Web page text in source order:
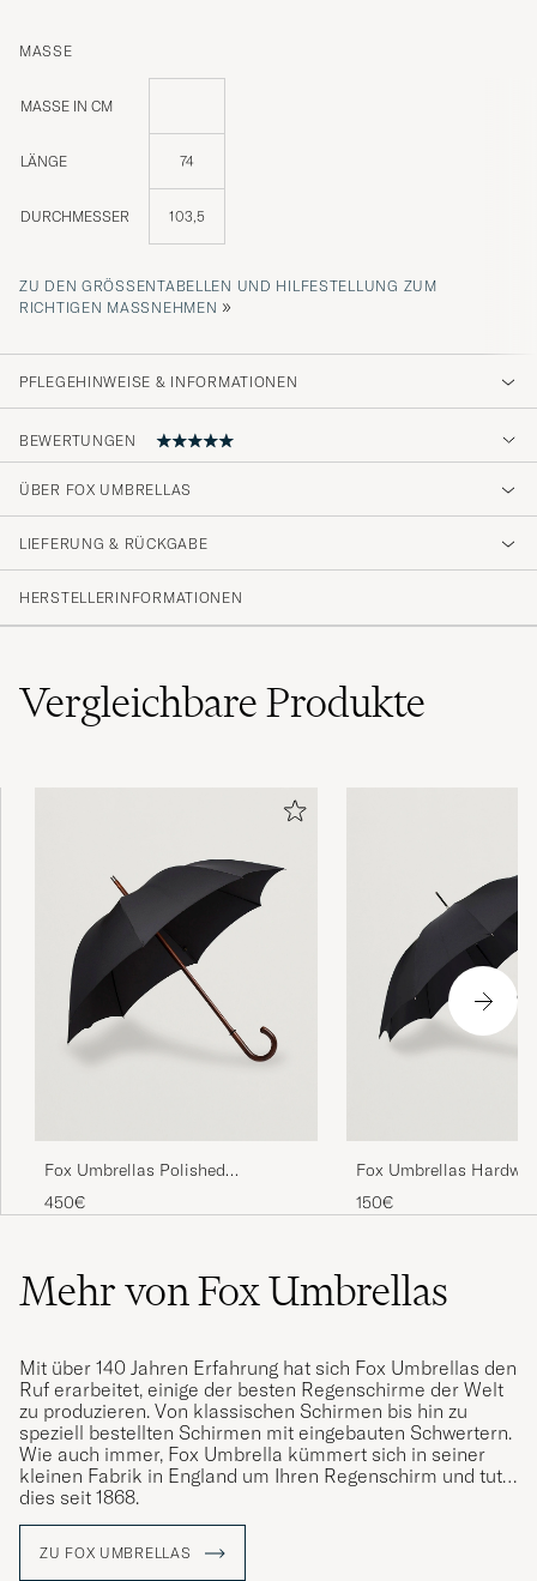
MASSE
MASSE IN CM
LÄNGE 74
DURCHMESSER 103,5
ZU DEN GRÖSSENTABELLEN UND HILFESTELLUNG ZUM R
ICHTIGEN MASSNEHMEN
»
PFLEGEHINWEISE & INFORMATIONEN
BEWERTUNGEN
Top Qualitätsware, schnelle und zuverlässige
Abwicklung. Sehr zu empfehlen.
ÜBER FOX UMBRELLAS
LIEFERUNG & RÜCKGABE
HERSTELLERINFORMATIONEN
VergleichbareProdukte
Fox Umbrellas Polished
Cherrywood Solid Umbrella Black
450€
Fox Umbrellas
Automatic Umbrella
150€
Mehr von Fox Umbrellas
Mit über 140 Jahren Erfahrung hat sich Fox Umbrellas den
Ruf erarbeitet, einige der besten Regenschirme der Welt
zu produzieren. Von klassischen Schirmen bis hin zu
speziell bestellten Schirmen mit eingebauten Schwertern.
Wie auch immer, Fox Umbrella kümmert sich in seiner
kleinen Fabrik in England um Ihren Regenschirm und tut
dies seit 1868.
naheliegende Entscheidung, in einen hochwertigen
ZU FOX UMBRELLAS